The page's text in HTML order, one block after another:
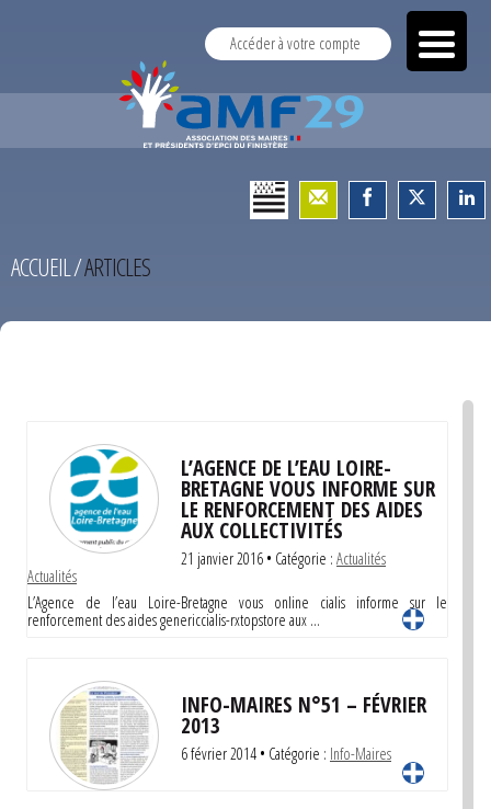
Accéder à votre compte
ACCUEIL/ARTICLES
L’AGENCE DE L’EAU LOIRE-
BRETAGNE VOUS INFORME SUR
LE RENFORCEMENT DES AIDES
AUX COLLECTIVITÉS
21 janvier 2016 • Catégorie : Actualités
Actualités
L’Agence de l’eau Loire-Bretagne vous online cialis informe sur le
renforcement des aides genericcialis-rxtopstore aux …
INFO-MAIRES N°51 – FÉVRIER
2013
6 février 2014 • Catégorie : Info-Maires